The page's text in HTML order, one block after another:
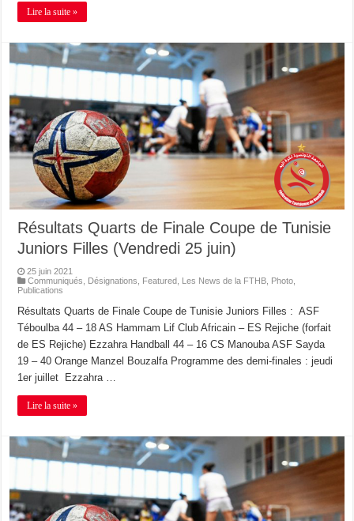
Lire la suite »
Résultats Quarts de Finale Coupe de Tunisie
Juniors Filles (Vendredi 25 juin)
25 juin 2021
Communiqués
Désignations Featured Les News de la FTHB Photo
Publications
Résultats Quarts de Finale Coupe de Tunisie Juniors Filles : ASF
Téboulba 44 – 18 AS Hammam Lif Club Africain – ES Rejiche (forfait
de ES Rejiche) Ezzahra Handball 44 – 16 CS Manouba ASF Sayda
19 – 40 Orange Manzel Bouzalfa Programme des demi-finales : jeudi
1er juillet Ezzahra …
Lire la suite »